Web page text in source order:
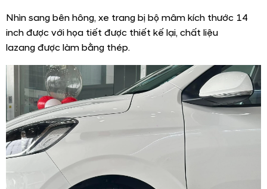
Nhìn sang bên hông, xe trang bị bộ mâm kích thước 14
inch được với họa tiết được thiết kế lại, chất liệu
lazang được làm bằng thép.